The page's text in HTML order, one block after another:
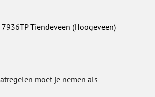
Tiendeveen (Hoogeveen)
moet je nemen als